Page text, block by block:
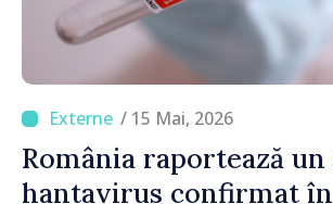
/ 15 Mai, 2026
România raportează un
hantavirus confirmat